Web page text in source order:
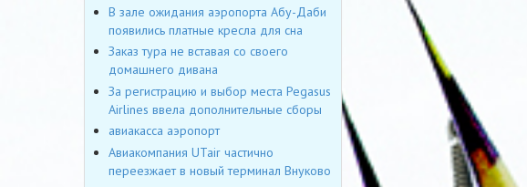
В зале ожидания аэропорта Абу-Даби
появились платные кресла для сна
Заказ тура не вставая со своего
домашнего дивана
За регистрацию и выбор места Pegasus
Airlines ввела дополнительные сборы
авиакасса аэропорт
Авиакомпания UTair частично
переезжает в новый терминал Внуково